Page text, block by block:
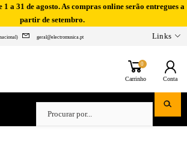
a 31 de agosto. As compras online serão entregues a
partir de setembro.
geral@electromusica.pt Links
0
Carrinho Conta